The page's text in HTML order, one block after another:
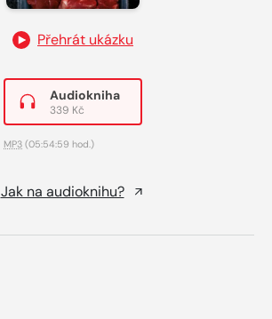
Přehrát ukázku
Audiokniha
339 Kč
MP3 (05:54:59 hod.)
Jak na audioknihu?